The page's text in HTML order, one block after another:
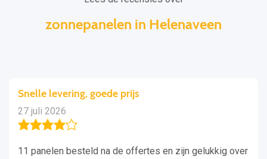
zonnepanelen in Helenaveen
Snelle levering, goede prijs
27 juli 2026
11 panelen besteld na de offertes en zijn gelukkig over